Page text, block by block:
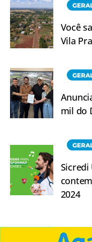
Você
Vila
mil do
Sicredi
2024